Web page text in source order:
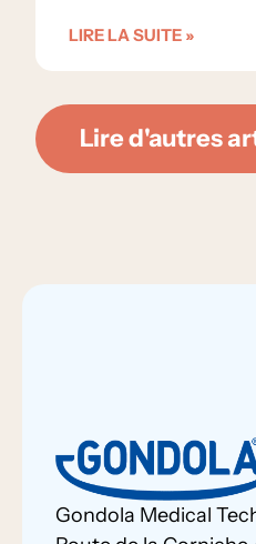
LIRE LA SUITE »
Lire d'autres
Gondola Medical